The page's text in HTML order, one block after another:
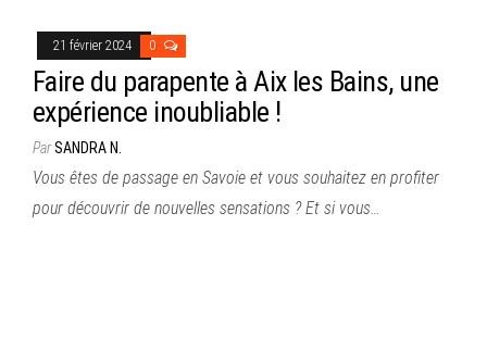
21 février 2024 0
Faire du parapente à Aix les Bains, une
expérience inoubliable !
ParSANDRA N.
Vous êtes de passage en Savoie et vous souhaitez en profiter
pour découvrir de nouvelles sensations ? Et si vous…